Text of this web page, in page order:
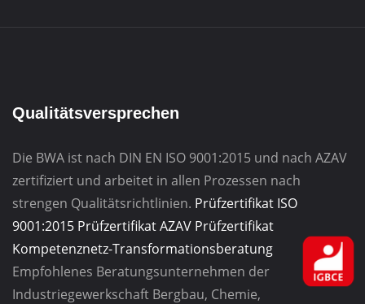
Qualitätsversprechen
Die BWA ist nach DIN EN ISO 9001:2015 und nach AZAV
zertifiziert und arbeitet in allen Prozessen nach
strengen Qualitätsrichtlinien. Prüfzertifikat ISO
9001:2015 Prüfzertifikat AZAV Prüfzertifikat
Kompetenznetz-Transformationsberatung
Empfohlenes Beratungsunternehmen der
Industriegewerkschaft Bergbau, Chemie,